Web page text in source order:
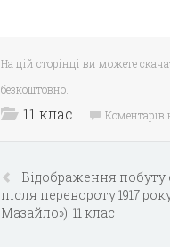
На цій сторінці ви можете
безкоштовно.
11 клас Коментарів
Відображення побуту
після перевороту 1917
Мазайло»). 11 клас